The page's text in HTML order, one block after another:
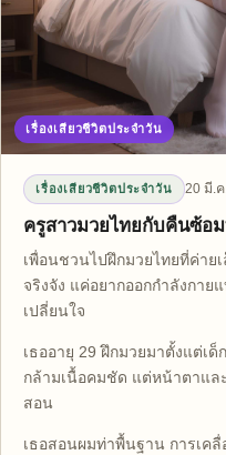
เรื่องเสียวชีวิตประจำวัน
เรื่องเสียวชีวิตประจำวัน 20 มี.ค
ครูสาวมวยไทยกับคืนซ้อ
เพื่อนชวนไปฝึกมวยไทยที่ค่าย
จริงจัง แค่อยากออกกำลังกาย
เปลี่ยนใจ
เธออายุ 29 ฝึกมวยมาตั้งแต่เ
กล้ามเนื้อคมชัด แต่หน้าตาแล
สอน
เธอสอนผมท่าพื้นฐาน การเค